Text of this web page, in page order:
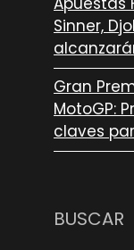
Sinner,
Gran
MotoGP:
claves
BUSCAR